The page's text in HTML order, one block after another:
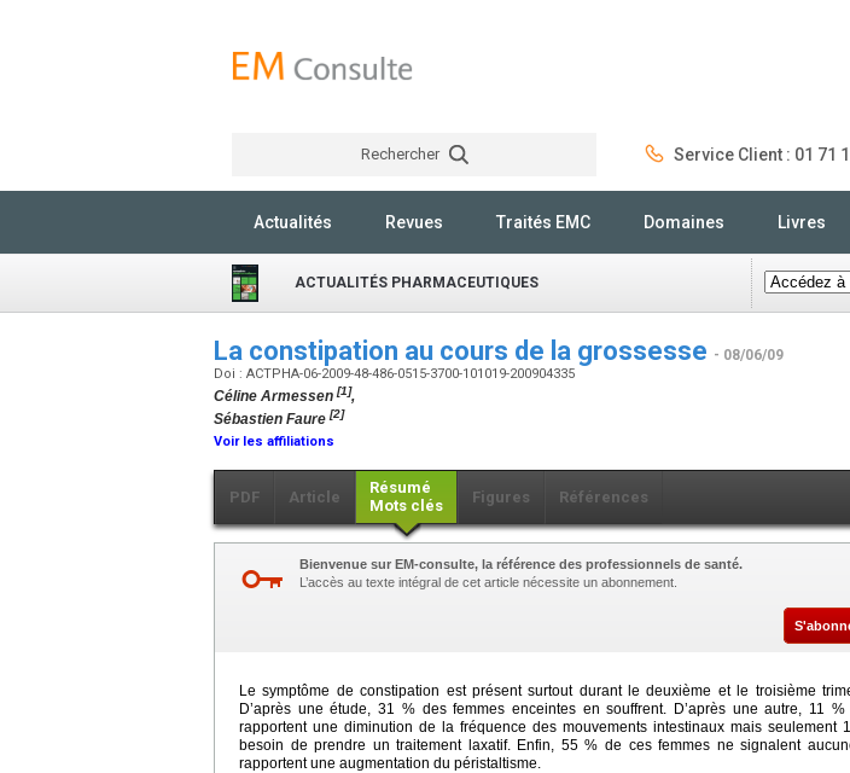
Rechercher Service Client : 01 71
Actualités Revues Traités EMC Domaines Livres
ACTUALITÉS PHARMACEUTIQUES
La constipation au cours de la grossesse - 08/06/09
Doi : ACTPHA-06-2009-48-486-0515-3700-101019-200904335
Céline Armessen [1],
Sébastien Faure [2]
Voir les affiliations
PDF Article
Résumé
Mots clés
Figures Références
Bienvenue sur EM-consulte, la référence des professionnels de santé.
L’accès au texte intégral de cet article nécessite un abonnement.
Le symptôme de constipation est présent surtout durant le deuxième et le troisième
D’après une étude, 31 % des femmes enceintes en souffrent. D’après une autre, 11
rapportent une diminution de la fréquence des mouvements intestinaux mais seulement
besoin de prendre un traitement laxatif. Enfin, 55 % de ces femmes ne signalent
rapportent une augmentation du péristaltisme.